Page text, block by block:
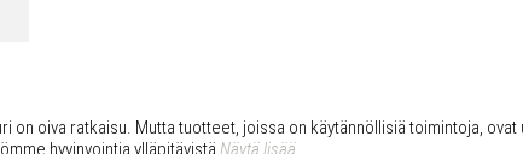
oiva ratkaisu. Mutta tuotteet, joissa on käytännöllisiä toimintoja,
hyvinvointia ylläpitävistä Näytä lisää